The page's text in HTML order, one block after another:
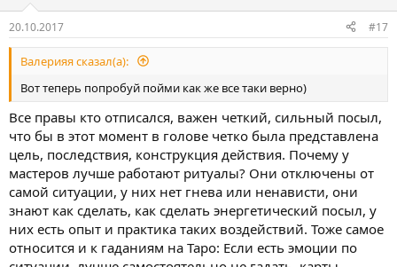
20.10.2017 #17
Валерияя сказал(а):
Вот теперь попробуй пойми как же все таки верно)
Все правы кто отписался, важен четкий, сильный посыл,
что бы в этот момент в голове четко была представлена
цель, последствия, конструкция действия. Почему у
мастеров лучше работают ритуалы? Они отключены от
самой ситуации, у них нет гнева или ненависти, они
знают как сделать, как сделать энергетический посыл, у
них есть опыт и практика таких воздействий. Тоже самое
относится и к гаданиям на Таро: Если есть эмоции по